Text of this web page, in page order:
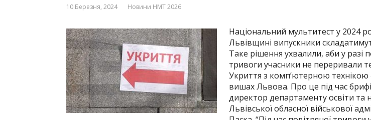
10 Березня, 2024 Новини НМТ 2026
Національний мультитест у 2024
Львівщині випускники
Таке рішення ухвалили, аби у разі
тривоги учасники не переривали
Укриття з комп’ютерною
вишах Львова. Про це під час
директор департаменту освіти та
Львівської обласної військової